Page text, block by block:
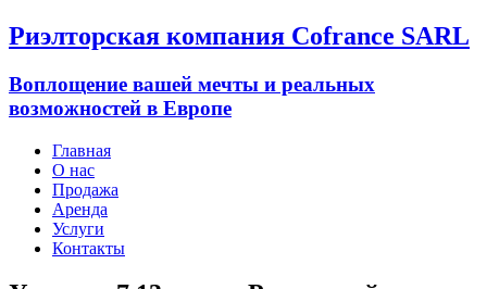
Риэлторская компания Cofrance SARL
Воплощение вашей мечты и реальных
возможностей в Европе
Главная
О нас
Продажа
Аренда
Услуги
Контакты